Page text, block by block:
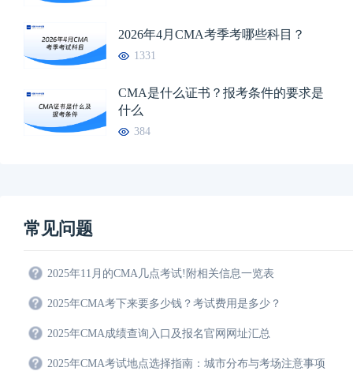
2026年4月CMA考季考哪些科目？
1331
CMA是什么证书？报考条件的要求是
什么
384
常见问题
2025年11月的CMA几点考试!附相关信息一览表
2025年CMA考下来要多少钱？考试费用是多少？
2025年CMA成绩查询入口及报名官网网址汇总
2025年CMA考试地点选择指南：城市分布与考场注意事项